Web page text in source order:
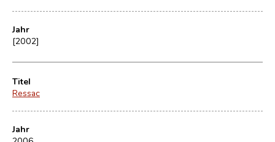
Jahr
[2002]
Titel
Ressac
Jahr